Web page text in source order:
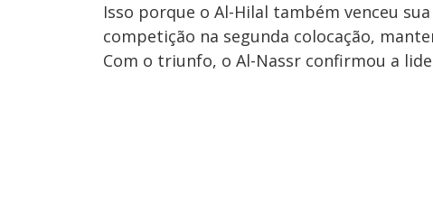
Isso porque o Al-Hilal também venceu
competição na segunda colocação,
Com o triunfo, o Al-Nassr confirmou a